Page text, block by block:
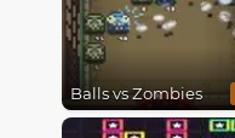
Balls vs Zombies